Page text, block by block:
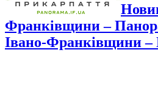
Франківщини –
Івано-Франківщини –